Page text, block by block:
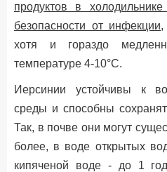
продуктов в
безопасности от инфекции,
хотя и гораздо
температуре 4-10°С.
Иерсинии устойчивы к
среды и способны
Так, в почве они могут
более, в воде открытых
кипяченой воде - до 1